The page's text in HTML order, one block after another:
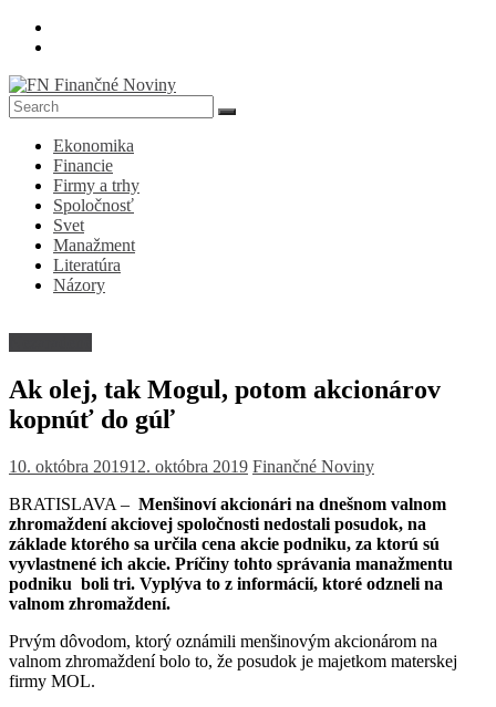
Skip
FN
Finančné
Noviny
Denník
ekonomike
spoločnosti
Ekonomika
Financie
Firmy a trhy
Spoločnosť
Svet
Manažment
Literatúra
Názory
Ak olej, tak Mogul, potom akcionárov
kopnúť do gúľ
10. októbra 201912. októbra 2019 Finančné Noviny
BRATISLAVA – Menšinoví akcionári na dnešnom valnom
zhromaždení akciovej spoločnosti nedostali posudok, na
základe ktorého sa určila cena akcie podniku, za ktorú sú
vyvlastnené ich akcie. Príčiny tohto správania manažmentu
podniku boli tri. Vyplýva to z informácií, ktoré odzneli na
valnom zhromaždení.
Prvým dôvodom, ktorý oznámili menšinovým akcionárom na
valnom zhromaždení bolo to, že posudok je majetkom materskej
firmy MOL.